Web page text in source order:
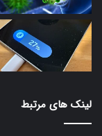
لینک های مرتبط